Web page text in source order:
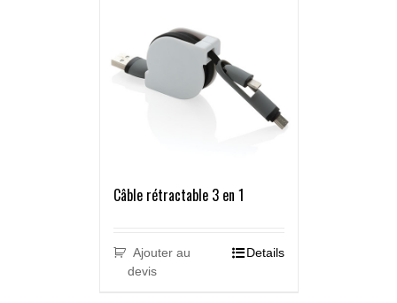
Câble rétractable 3 en 1
Ajouter au
devis
Details